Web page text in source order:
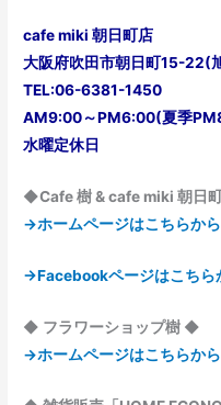
cafe miki 朝日町店
大阪府吹田市朝日町15-22(
TEL:06-6381-1450
AM9:00～PM6:00(夏季
水曜定休日
◆Cafe 樹 & cafe miki 朝日
→ホームページはこちらか
→Facebookページはこちら
◆ フラワーショップ樹 ◆
→ホームページはこちらか